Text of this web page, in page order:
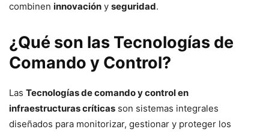
combinen innovación y seguridad.
¿Qué son las Tecnologías de
Comando y Control?
Las Tecnologías de comando y control en
infraestructuras críticas son sistemas integrales
diseñados para monitorizar, gestionar y proteger los